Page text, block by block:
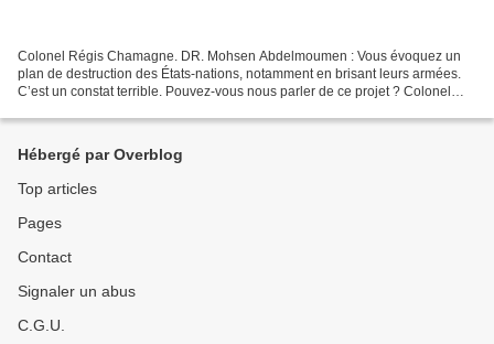
Colonel Régis Chamagne. DR. Mohsen Abdelmoumen : Vous évoquez un
plan de destruction des États-nations, notamment en brisant leurs armées.
C’est un constat terrible. Pouvez-vous nous parler de ce projet ? Colonel
Hébergé par Overblog
Top articles
Pages
Contact
Signaler un abus
C.G.U.